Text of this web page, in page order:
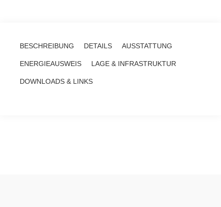
BESCHREIBUNG DETAILS AUSSTATTUNG
ENERGIEAUSWEIS LAGE & INFRASTRUKTUR
DOWNLOADS & LINKS